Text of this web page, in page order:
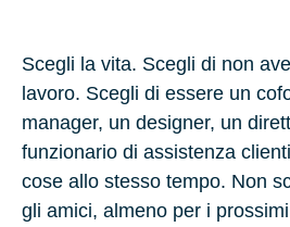
Scegli la vita. Scegli di non
lavoro. Scegli di essere un
manager, un designer, un
funzionario di assistenza
cose allo stesso tempo. Non
gli amici, almeno per i